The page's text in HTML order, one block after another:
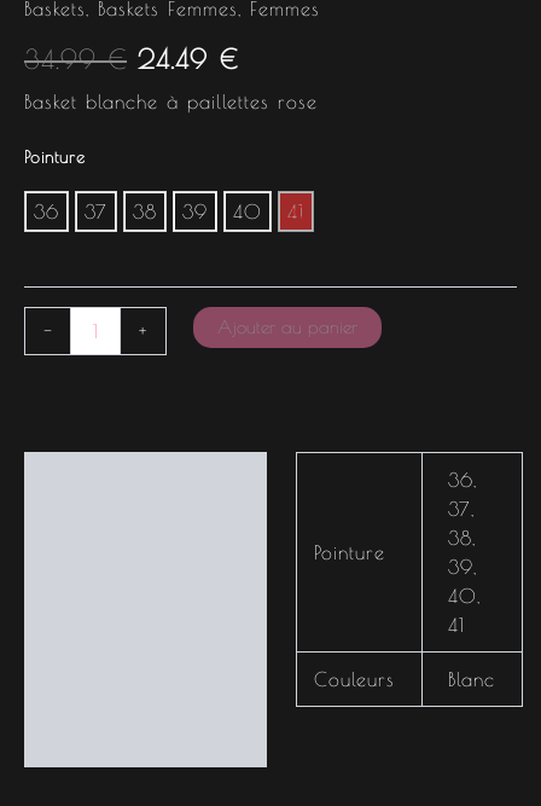
Baskets Baskets Femmes Femmes
34.99€ 24.49 €
Basket blanche à paillettes rose
Pointure
36 37 38 39 40 41
- + Ajouter au panier
Pointure
36
37
38
39
40
41
Couleurs Blanc